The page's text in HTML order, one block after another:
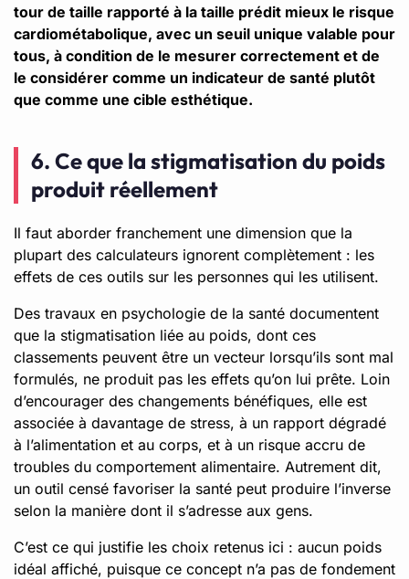
tour de taille rapporté à la taille prédit mieux le risque
cardiométabolique, avec un seuil unique valable pour
tous, à condition de le mesurer correctement et de
le considérer comme un indicateur de santé plutôt
que comme une cible esthétique.
6. Ce que la stigmatisation du poids
produit réellement
Il faut aborder franchement une dimension que la
plupart des calculateurs ignorent complètement : les
effets de ces outils sur les personnes qui les utilisent.
Des travaux en psychologie de la santé documentent
que la stigmatisation liée au poids, dont ces
classements peuvent être un vecteur lorsqu’ils sont mal
formulés, ne produit pas les effets qu’on lui prête. Loin
d’encourager des changements bénéfiques, elle est
associée à davantage de stress, à un rapport dégradé
à l’alimentation et au corps, et à un risque accru de
troubles du comportement alimentaire. Autrement dit,
un outil censé favoriser la santé peut produire l’inverse
selon la manière dont il s’adresse aux gens.
C’est ce qui justifie les choix retenus ici : aucun poids
idéal affiché, puisque ce concept n’a pas de fondement